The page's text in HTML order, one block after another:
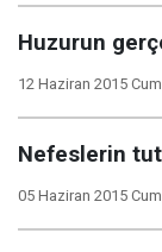
Huzurun
12 Haziran 2015
Nefeslerin
05 Haziran 2015